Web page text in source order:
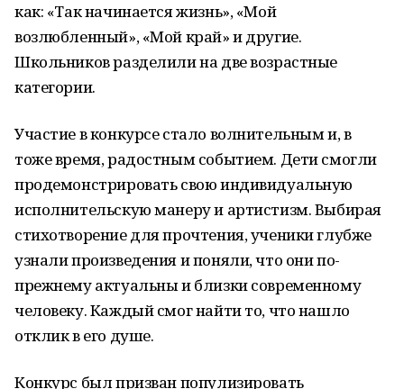
как: «Так начинается жизнь», «Мой
возлюбленный», «Мой край» и другие.
Школьников разделили на две возрастные
категории.
Участие в конкурсе стало волнительным и, в
тоже время, радостным событием. Дети смогли
продемонстрировать свою индивидуальную
исполнительскую манеру и артистизм. Выбирая
стихотворение для прочтения, ученики глубже
узнали произведения и поняли, что они по-
прежнему актуальны и близки современному
человеку. Каждый смог найти то, что нашло
отклик в его душе.
Конкурс был призван популизировать